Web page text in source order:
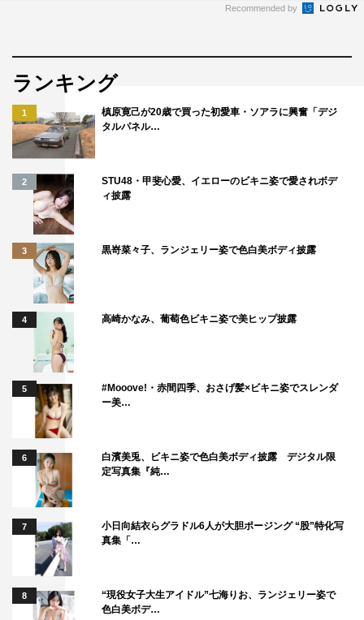
Recommended by
ランキング
1
槙原寛己が20歳で買った初愛車・ソアラに興奮「デジ
タルパネル…
2
STU48・甲斐心愛、イエローのビキニ姿で愛されボデ
ィ披露
3 黒嵜菜々子、ランジェリー姿で色白美ボディ披露
4 高崎かなみ、葡萄色ビキニ姿で美ヒップ披露
5
#Mooove!・赤間四季、おさげ髪×ビキニ姿でスレンダ
ー美…
6
白濱美兎、ビキニ姿で色白美ボディ披露 デジタル限
定写真集『純…
7
小日向結衣らグラドル6人が大胆ポージング “股”特化写
真集「…
8
“現役女子大生アイドル”七海りお、ランジェリー姿で
色白美ボデ…